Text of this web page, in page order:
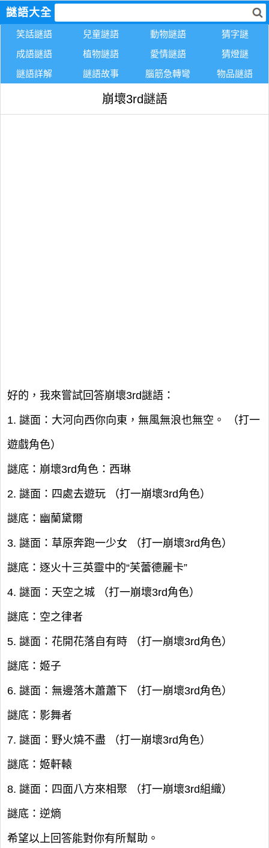
謎語大全
笑話謎語 兒童謎語 動物謎語
猜字謎
成語謎語
植物謎語 愛情謎語
猜燈謎
謎語詳解
謎語故事 腦筋急轉彎 物品謎語
崩壞3rd謎語
好的，我來嘗試回答崩壞3rd謎語：
1. 謎面：大河向西你向東，無風無浪也無空。 （打一
遊戲角色）
謎底：崩壞3rd角色：西琳
2. 謎面：四處去遊玩 （打一崩壞3rd角色）
謎底：幽蘭黛爾
3. 謎面：草原奔跑一少女 （打一崩壞3rd角色）
謎底：逐火十三英靈中的“芙蕾德麗卡”
4. 謎面：天空之城 （打一崩壞3rd角色）
謎底：空之律者
5. 謎面：花開花落自有時 （打一崩壞3rd角色）
謎底：姬子
6. 謎面：無邊落木蕭蕭下 （打一崩壞3rd角色）
謎底：影舞者
7. 謎面：野火燒不盡 （打一崩壞3rd角色）
謎底：姬軒轅
8. 謎面：四面八方來相聚 （打一崩壞3rd組織）
謎底：逆熵
希望以上回答能對你有所幫助。